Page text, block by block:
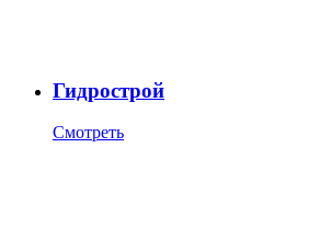
Гидрострой
Смотреть